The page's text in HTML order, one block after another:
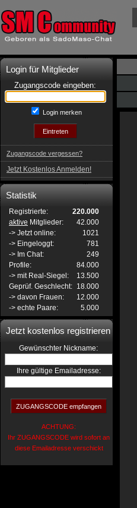
Login für Mitglieder
Zugangscode eingeben:
Login merken
Zugangscode vergessen?
Jetzt Kostenlos Anmelden!
Statistik
Registrierte:
220.000
aktive Mitglieder:
42.000
-> Jetzt online:
1021
-> Eingeloggt:
781
-> Im Chat:
249
Profile:
84.000
-> mit Real-Siegel:
13.500
Geprüf. Geschlecht: 18.000
-> davon Frauen:
12.000
-> echte Paare:
5.000
Jetzt kostenlos registrieren
Gewünschter Nickname:
Ihre gültige Emailadresse:
ACHTUNG:
Ihr ZUGANGSCODE wird sofort an
diese Emailadresse verschickt